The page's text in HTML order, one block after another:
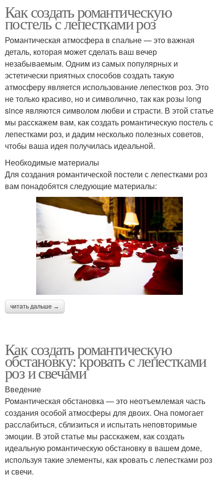
Как создать романтическую
постель с лепестками роз
Романтическая атмосфера в спальне — это важная
деталь, которая может сделать ваш вечер
незабываемым. Одним из самых популярных и
эстетически приятных способов создать такую
атмосферу является использование лепестков роз. Это
не только красиво, но и символично, так как розы long
since являются символом любви и страсти. В этой статье
мы расскажем вам, как создать романтическую постель с
лепестками роз, и дадим несколько полезных советов,
чтобы ваша идея получилась идеальной.
Необходимые материалы
Для создания романтической постели с лепестками роз
вам понадобятся следующие материалы:
читать дальше →
Как создать романтическую
обстановку: кровать с лепестками
роз и свечами
Введение
Романтическая обстановка — это неотъемлемая часть
создания особой атмосферы для двоих. Она помогает
расслабиться, сблизиться и испытать неповторимые
эмоции. В этой статье мы расскажем, как создать
идеальную романтическую обстановку в вашем доме,
используя такие элементы, как кровать с лепестками роз
и свечи.